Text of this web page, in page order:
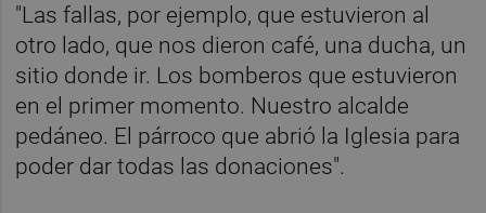
"Las fallas, por ejemplo, que estuvieron al
otro lado, que nos dieron café, una ducha, un
sitio donde ir. Los bomberos que estuvieron
en el primer momento. Nuestro alcalde
pedáneo. El párroco que abrió la Iglesia para
poder dar todas las donaciones".